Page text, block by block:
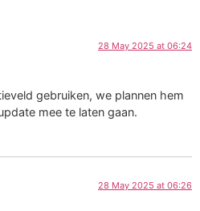
28 May 2025 at 06:24
gebruiken, we plannen hem
mee te laten gaan.
28 May 2025 at 06:26